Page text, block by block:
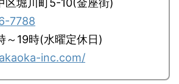
7788
～19時(水曜定休日)
inc.com/